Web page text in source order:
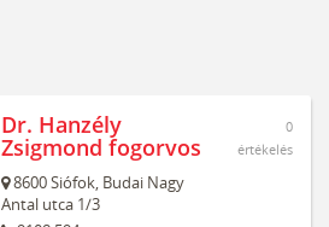
Dr. Hanzély
Zsigmond fogorvos
8600Siófok, Budai Nagy
Antal utca 1/3
0
értékelés